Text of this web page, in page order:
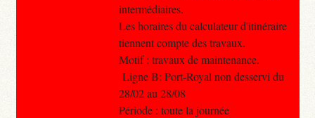
intermédiaires.
Les horaires du calculateur d'itinéraire
tiennent compte des travaux.
Motif : travaux de maintenance.
Ligne B: Port-Royal non desservi du
28/02 au 28/08
Période : toute la journée